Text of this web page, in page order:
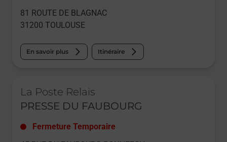
81 ROUTE DE BLAGNAC
31200 TOULOUSE
En savoir plus Itinéraire
La Poste Relais
PRESSE DU FAUBOURG
Fermeture Temporaire